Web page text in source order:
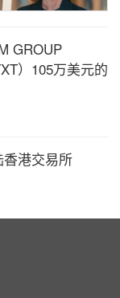
GROUP
）105万美元的
港交易所